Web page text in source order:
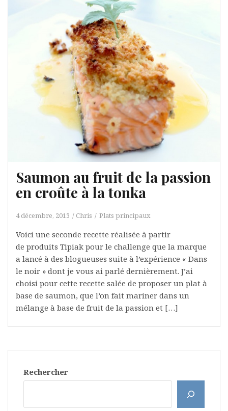
Saumon au fruit de la passion
en croûte à la tonka
4 décembre, 2013 Chris Plats principaux
Voici une seconde recette réalisée à partir
de produits Tipiak pour le challenge que la marque
a lancé à des blogueuses suite à l’expérience « Dans
le noir » dont je vous ai parlé dernièrement. J’ai
choisi pour cette recette salée de proposer un plat à
base de saumon, que l’on fait mariner dans un
mélange à base de fruit de la passion et […]
Rechercher